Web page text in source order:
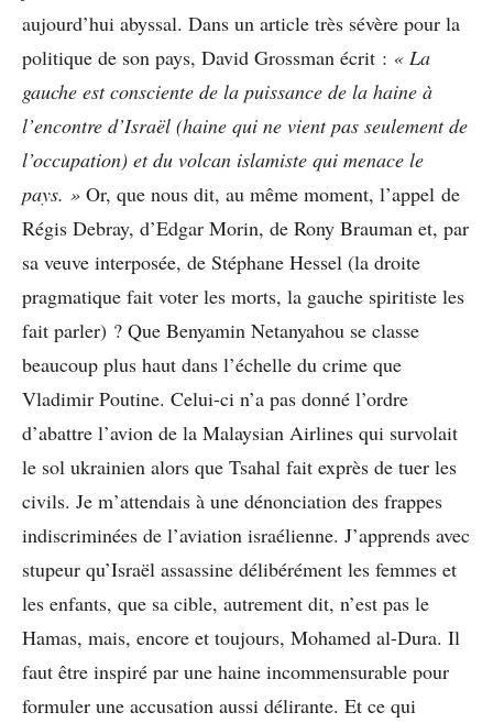
aujourd’hui abyssal. Dans un article très sévère pour la
politique de son pays, David Grossman écrit : « La
gauche est consciente de la puissance de la haine à
l’encontre d’Israël (haine qui ne vient pas seulement de
l’occupation) et du volcan islamiste qui menace le
pays. » Or, que nous dit, au même moment, l’appel de
Régis Debray, d’Edgar Morin, de Rony Brauman et, par
sa veuve interposée, de Stéphane Hessel (la droite
pragmatique fait voter les morts, la gauche spiritiste les
fait parler) ? Que Benyamin Netanyahou se classe
beaucoup plus haut dans l’échelle du crime que
Vladimir Poutine. Celui-ci n’a pas donné l’ordre
d’abattre l’avion de la Malaysian Airlines qui survolait
le sol ukrainien alors que Tsahal fait exprès de tuer les
civils. Je m’attendais à une dénonciation des frappes
indiscriminées de l’aviation israélienne. J’apprends avec
stupeur qu’Israël assassine délibérément les femmes et
les enfants, que sa cible, autrement dit, n’est pas le
Hamas, mais, encore et toujours, Mohamed al-Dura. Il
faut être inspiré par une haine incommensurable pour
formuler une accusation aussi délirante. Et ce qui